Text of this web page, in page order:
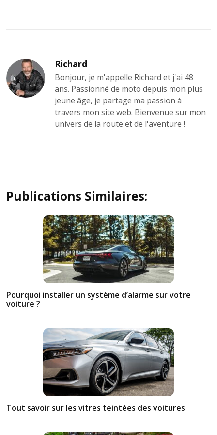
téléphone et profitez de toutes
leurs fonctionnalités ! Ces
lanternes fonctionnent grâce à
l'énergie solaire et présentent
donc de véritables atouts. En
effet, elles ne nécessitent pas
de branchements spécifiques et
deLanternes Solaires
IP54est compatible avec
l'application Smart Life/Tuya,
disponible sur iOS et Android.
Après avoir réalisé l'appairage,
vous pouvez profiter des
fonctionnalités des lanternes
comme le choix de la couleur
grâce à la fonction RGBW,
luminosité, fonction de rappel
de batterie faible, allumage et
extinction temporisés de la
lumière, éclairage en fonction
du rythme musical ...
Richard
Bonjour, je m'appelle Richard et j'ai 48
ans. Passionné de moto depuis mon plus
jeune âge, je partage ma passion à
travers mon site web. Bienvenue sur mon
univers de la route et de l'aventure !
Publications Similaires:
Pourquoi installer un système d’alarme sur votre
voiture ?
Tout savoir sur les vitres teintées des voitures